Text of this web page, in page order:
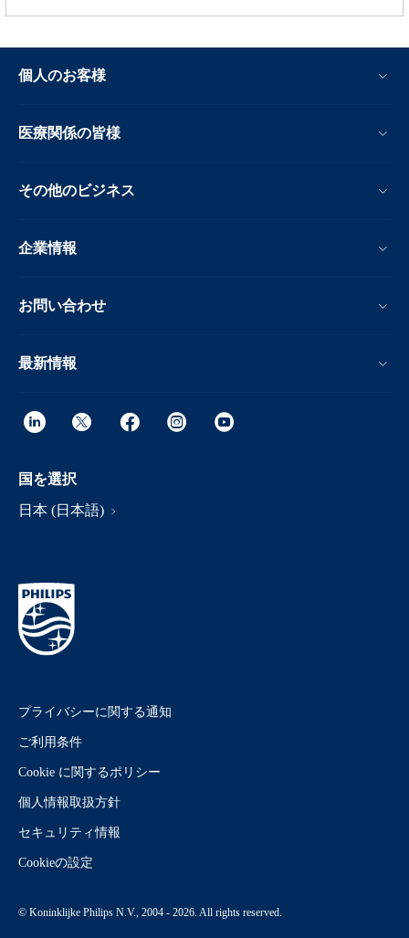
個人のお客様
医療関係の皆様
その他のビジネス
企業情報
お問い合わせ
最新情報
国を選択
日本 (日本語)
プライバシーに関する通知
ご利用条件
Cookie に関するポリシー
個人情報取扱方針
セキュリティ情報
Cookieの設定
© Koninklijke Philips N.V., 2004 - 2026. All rights reserved.